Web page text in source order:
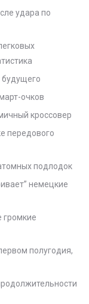
удара по
будущего
очков
кроссовер
передового
подлодок
немецкие
громкие
полугодия,